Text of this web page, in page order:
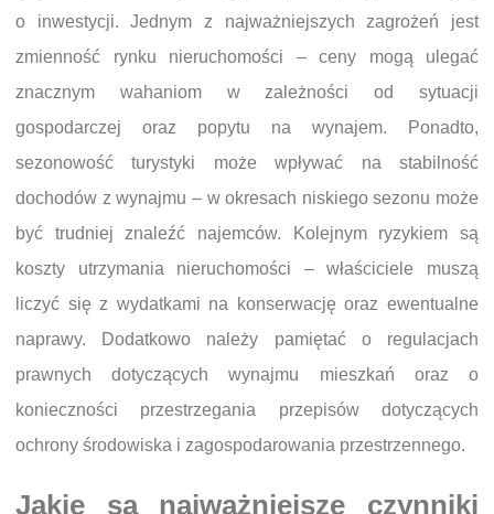
o inwestycji. Jednym z najważniejszych zagrożeń jest
zmienność rynku nieruchomości – ceny mogą ulegać
znacznym wahaniom w zależności od sytuacji
gospodarczej oraz popytu na wynajem. Ponadto,
sezonowość turystyki może wpływać na stabilność
dochodów z wynajmu – w okresach niskiego sezonu może
być trudniej znaleźć najemców. Kolejnym ryzykiem są
koszty utrzymania nieruchomości – właściciele muszą
liczyć się z wydatkami na konserwację oraz ewentualne
naprawy. Dodatkowo należy pamiętać o regulacjach
prawnych dotyczących wynajmu mieszkań oraz o
konieczności przestrzegania przepisów dotyczących
ochrony środowiska i zagospodarowania przestrzennego.
Jakie są najważniejsze czynniki